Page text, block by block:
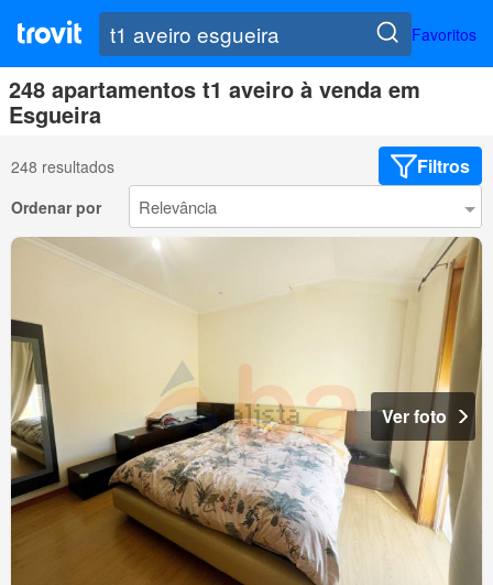
Favoritos
248 apartamentos t1 aveiro à venda em
Esgueira
248 resultados Filtros
Ordenar por
Ver foto